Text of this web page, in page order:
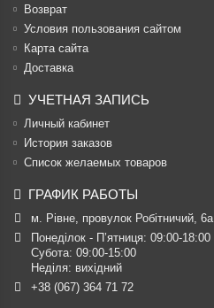
Возврат
Условия пользования сайтом
Карта сайта
Доставка
УЧЕТНАЯ ЗАПИСЬ
Личный кабинет
История заказов
Список желаемых товаров
ГРАФИК РАБОТЫ
м. Рівне, провулок Робітничий, 6а
Понеділок - П’ятниця: 09:00-18:00
Субота: 09:00-15:00
Неділя: вихідний
+38 (067) 364 71 72